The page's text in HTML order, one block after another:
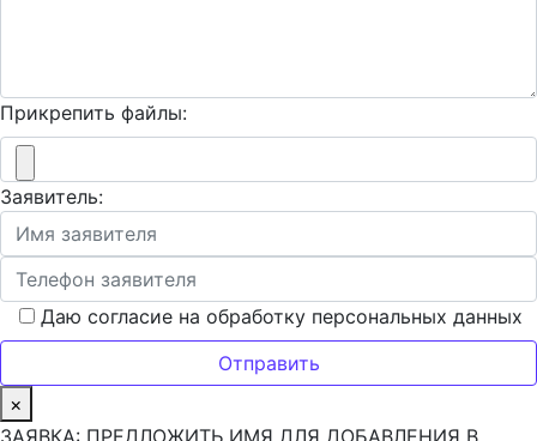
Прикрепить файлы:
Заявитель:
Даю согласие на обработку персональных данных
×
ЗАЯВКА: ПРЕДЛОЖИТЬ ИМЯ ДЛЯ ДОБАВЛЕНИЯ В